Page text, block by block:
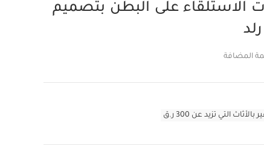
الاستلقاء على البطن بتصميم
المضافة
التي تزيد عن 300 ر.ق